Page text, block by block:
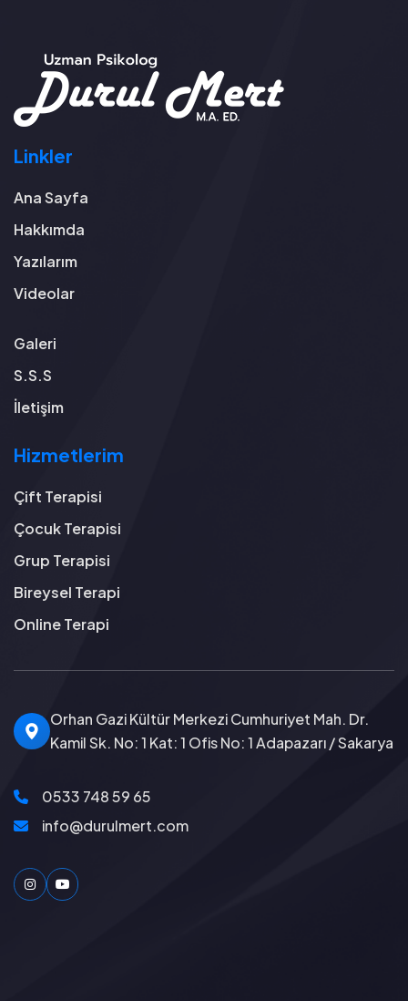
Linkler
Ana Sayfa
Hakkımda
Yazılarım
Videolar
Galeri
S.S.S
İletişim
Hizmetlerim
Çift Terapisi
Çocuk Terapisi
Grup Terapisi
Bireysel Terapi
Online Terapi
Orhan Gazi Kültür Merkezi Cumhuriyet Mah. Dr.
Kamil Sk. No: 1 Kat: 1 Ofis No: 1 Adapazarı / Sakarya
0533 748 59 65
info@durulmert.com